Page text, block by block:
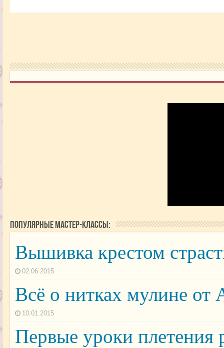
Популярные мастер-классы:
Вышивка крестом
02.06.2015
Всё о нитках мулине от
10.01.2015
Первые уроки плетения